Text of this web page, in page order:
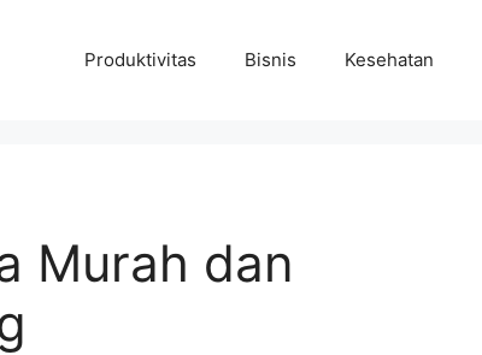
Produktivitas Bisnis Kesehatan
Murah dan